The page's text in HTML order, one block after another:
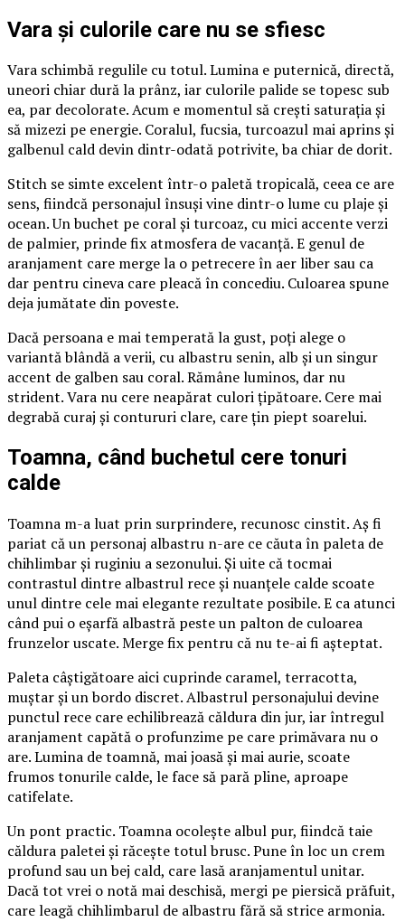
Vara și culorile care nu se sfiesc
Vara schimbă regulile cu totul. Lumina e puternică, directă,
uneori chiar dură la prânz, iar culorile palide se topesc sub
ea, par decolorate. Acum e momentul să crești saturația și
să mizezi pe energie. Coralul, fucsia, turcoazul mai aprins și
galbenul cald devin dintr-odată potrivite, ba chiar de dorit.
Stitch se simte excelent într-o paletă tropicală, ceea ce are
sens, fiindcă personajul însuși vine dintr-o lume cu plaje și
ocean. Un buchet pe coral și turcoaz, cu mici accente verzi
de palmier, prinde fix atmosfera de vacanță. E genul de
aranjament care merge la o petrecere în aer liber sau ca
dar pentru cineva care pleacă în concediu. Culoarea spune
deja jumătate din poveste.
Dacă persoana e mai temperată la gust, poți alege o
variantă blândă a verii, cu albastru senin, alb și un singur
accent de galben sau coral. Rămâne luminos, dar nu
strident. Vara nu cere neapărat culori țipătoare. Cere mai
degrabă curaj și contururi clare, care țin piept soarelui.
Toamna, când buchetul cere tonuri
calde
Toamna m-a luat prin surprindere, recunosc cinstit. Aș fi
pariat că un personaj albastru n-are ce căuta în paleta de
chihlimbar și ruginiu a sezonului. Și uite că tocmai
contrastul dintre albastrul rece și nuanțele calde scoate
unul dintre cele mai elegante rezultate posibile. E ca atunci
când pui o eșarfă albastră peste un palton de culoarea
frunzelor uscate. Merge fix pentru că nu te-ai fi așteptat.
Paleta câștigătoare aici cuprinde caramel, terracotta,
muștar și un bordo discret. Albastrul personajului devine
punctul rece care echilibrează căldura din jur, iar întregul
aranjament capătă o profunzime pe care primăvara nu o
are. Lumina de toamnă, mai joasă și mai aurie, scoate
frumos tonurile calde, le face să pară pline, aproape
catifelate.
Un pont practic. Toamna ocolește albul pur, fiindcă taie
căldura paletei și răcește totul brusc. Pune în loc un crem
profund sau un bej cald, care lasă aranjamentul unitar.
Dacă tot vrei o notă mai deschisă, mergi pe piersică prăfuit,
care leagă chihlimbarul de albastru fără să strice armonia.